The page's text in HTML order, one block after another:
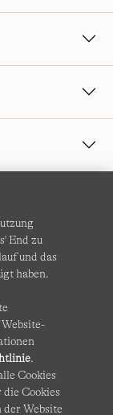
Es gelten die
End zu
und das
haben.
.
Cookies
die Cookies
Website